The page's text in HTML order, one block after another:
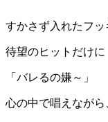
すかさず入れたフ
待望のヒットだけに
「バレるの嫌～」
心の中で唱えながら